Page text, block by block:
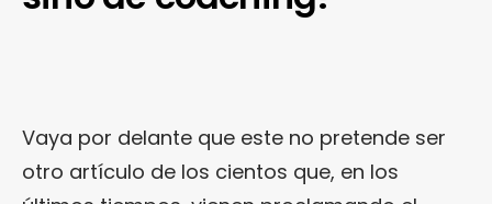
Vaya por delante que este no pretende ser
otro artículo de los cientos que, en los